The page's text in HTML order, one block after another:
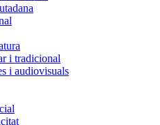
i tradicional
i audiovisuals